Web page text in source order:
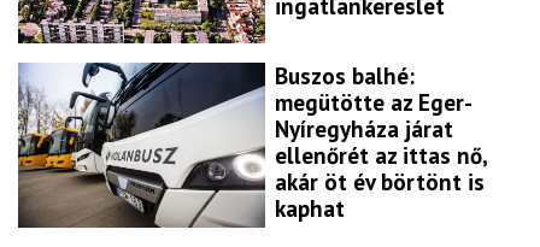
ingatlankereslet
Buszos balhé:
megütötte az Eger-
Nyíregyháza járat
ellenőrét az ittas nő,
akár öt év börtönt is
kaphat